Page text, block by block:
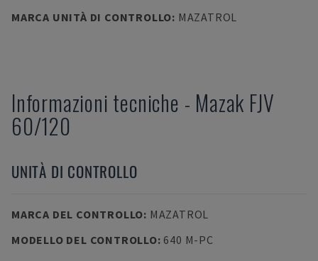
MARCA UNITÀ DI CONTROLLO: MAZATROL
Informazioni tecniche - Mazak FJV
60/120
UNITÀ DI CONTROLLO
MARCA DEL CONTROLLO: MAZATROL
MODELLO DEL CONTROLLO: 640 M-PC